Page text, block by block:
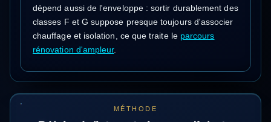
dépend aussi de l'enveloppe : sortir durablement des
classes F et G suppose presque toujours d'associer
chauffage et isolation, ce que traite le parcours
rénovation d'ampleur.
MÉTHODE